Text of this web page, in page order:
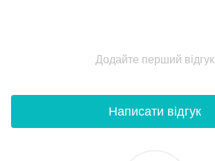
Додайте перший відгук
Написати відгук